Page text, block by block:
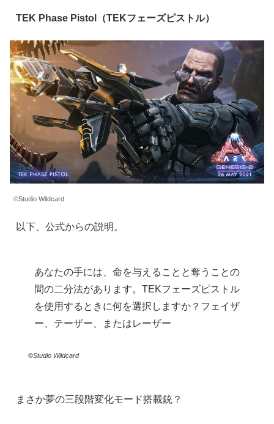
TEK Phase Pistol（TEKフェーズピストル）
©Studio Wildcard
以下、公式からの説明。
あなたの手には、命を与えることと奪うことの
間の二分法があります。TEKフェーズピストル
を使用するときに何を選択しますか？フェイザ
ー、テーザー、またはレーザー
©Studio Wildcard
まさか夢の三段階変化モード搭載銃？